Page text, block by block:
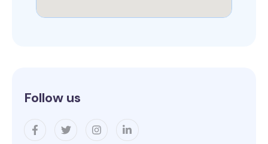
Follow us